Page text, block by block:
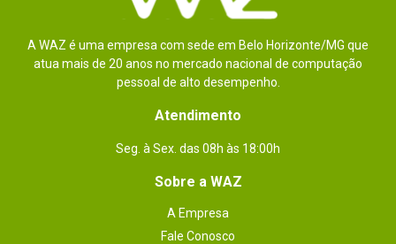
A WAZ é uma empresa com sede em Belo Horizonte/MG que
atua mais de 20 anos no mercado nacional de computação
pessoal de alto desempenho.
Atendimento
Seg. à Sex. das 08h às 18:00h
Sobre a WAZ
A Empresa
Fale Conosco